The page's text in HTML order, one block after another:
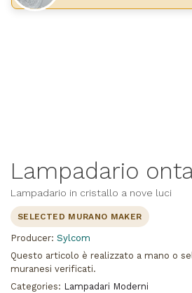
Lampadario
Lampadario in cristallo a nove luci
SELECTED MURANO MAKER
Producer: Sylcom
Questo articolo è realizzato a mano o
muranesi verificati.
Categories: Lampadari Moderni